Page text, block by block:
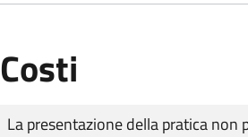
Costi
Tipo di pagamento
Importo
La presentazione della pratica non